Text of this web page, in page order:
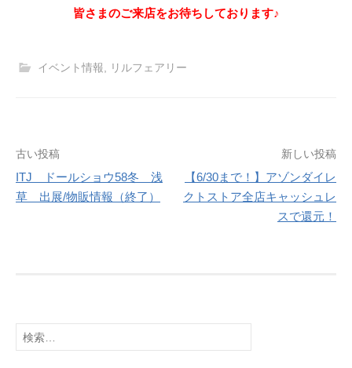
皆さまのご来店をお待ちしております♪
イベント情報, リルフェアリー
投
稿
シ
ョ
古い投稿
ITJ ドールショウ58冬 浅
草 出展/物販情報（終了）
新しい投稿
【6/30まで！】アゾンダイレ
クトストア全店キャッシュレ
スで還元！
検
索: